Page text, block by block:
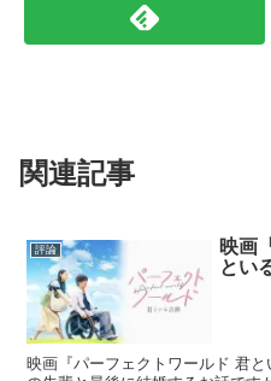
関連記事
評論
映画
とい
映画『パーフェクトワールド 君